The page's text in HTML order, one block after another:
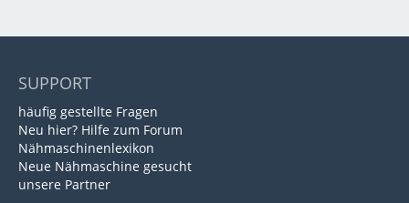
SUPPORT
häufig gestellte Fragen
Neu hier? Hilfe zum Forum
Nähmaschinenlexikon
Neue Nähmaschine gesucht
unsere Partner